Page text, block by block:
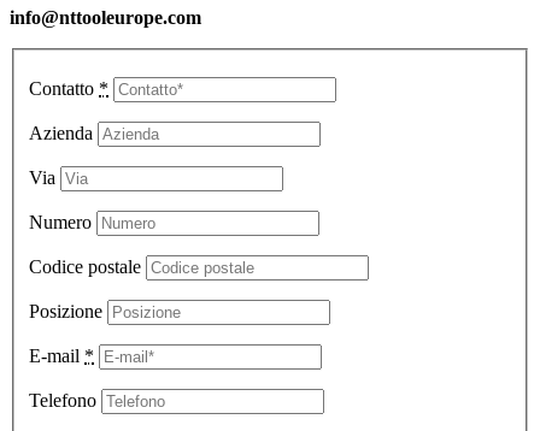
info@nttooleurope.com
Contatto *
Azienda
Via
Numero
Codice postale
Posizione
E-mail *
Telefono